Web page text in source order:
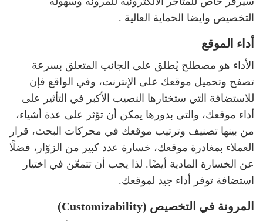
التخصيص وايضا الحماية العالية .
أداء الموقع
الأداء هو مصطلح يُطلق على الجانب المتعلق بسرعة
تصفح وتحميل موقعك على الإنترنت، وفي الواقع فإن
للاستضافة التي ستختارها النصيب الأكبر في التأثير على
أداء موقعك، والتي بدورها يمكن أن تؤثر على عدة أشياء،
من بينها تصنيف وترتيب موقعك في محركات البحث، قرار
العملاء بمغادرة موقعك، خسارة عدد كبير من الزوّار، فضلًا
عن الخسارة المادية أيضًا. لذا يجب أن تتمعّن في اختيار
استضافة توفر أداء جيد لموقعك.
المرونة في التخصيص (Customizability)